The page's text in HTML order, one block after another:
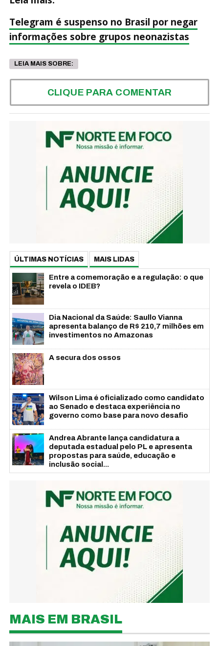
Telegram é suspenso no Brasil por negar
informações sobre grupos neonazistas
LEIA MAIS SOBRE:
CLIQUE PARA COMENTAR
ÚLTIMAS NOTÍCIAS MAIS LIDAS
Entre a comemoração e a regulação: o que
revela o IDEB?
Dia Nacional da Saúde: Saullo Vianna
apresenta balanço de R$ 210,7 milhões em
investimentos no Amazonas
A secura dos ossos
Wilson Lima é oficializado como candidato
ao Senado e destaca experiência no
governo como base para novo desafio
Andrea Abrante lança candidatura a
deputada estadual pelo PL e apresenta
propostas para saúde, educação e
inclusão social...
MAIS EM BRASIL